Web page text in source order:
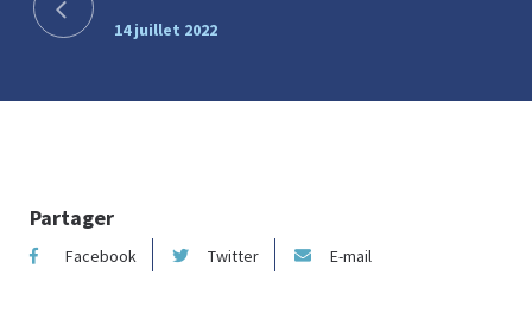
14 juillet 2022
Partager
Facebook Twitter E-mail